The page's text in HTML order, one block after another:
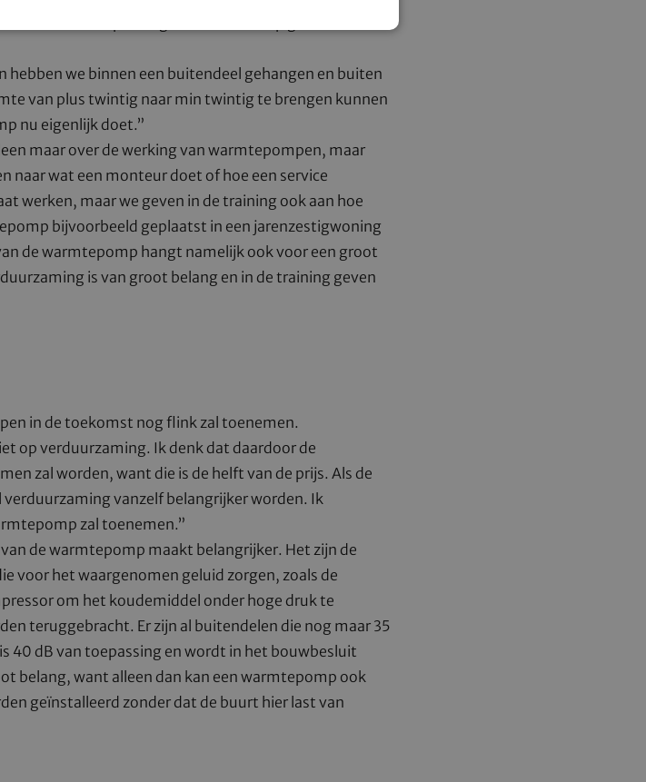
hebben we binnen een buitendeel gehangen en buiten
van plus twintig naar min twintig te brengen kunnen
nu eigenlijk doet.”
maar over de werking van warmtepompen, maar
naar wat een monteur doet of hoe een service
werken, maar we geven in de training ook aan hoe
bijvoorbeeld geplaatst in een jarenzestigwoning
de warmtepomp hangt namelijk ook voor een groot
is van groot belang en in de training geven
in de toekomst nog flink zal toenemen.
op verduurzaming. Ik denk dat daardoor de
zal worden, want die is de helft van de prijs. Als de
vanzelf belangrijker worden. Ik
zal toenemen.”
de warmtepomp maakt belangrijker. Het zijn de
voor het waargenomen geluid zorgen, zoals de
om het koudemiddel onder hoge druk te
teruggebracht. Er zijn al buitendelen die nog maar 35
40 dB van toepassing en wordt in het bouwbesluit
belang, want alleen dan kan een warmtepomp ook
geïnstalleerd zonder dat de buurt hier last van